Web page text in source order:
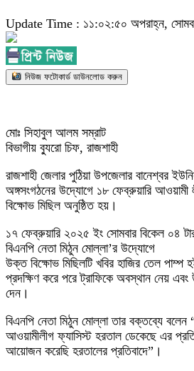
Update Time : ১১:০২:৫০ অপরাহ্ন,
নিউজ ফটোকার্ড ডাউনলোড করুন
মোঃ সিহাবুল আলম সম্রাট
বিভাগীয় ব্যুরো চিফ, রাজশাহী
রাজশাহী জেলার পুঠিয়া উপজেলার বানেশ্বর
অঙ্গসংগঠনের উদ্যোগে ১৮ ফেব্রুয়ারি আওয়ামী
বিক্ষোভ মিছিল অনুষ্ঠিত হয়।
১৭ ফেব্রুয়ারি ২০২৫ ইং সোমবার বিকেল ০৪
বিএনপি নেতা মিঠুন মোল্লা’র উদ্যোগে
উক্ত বিক্ষোভ মিছিলটি খবির হাজির তেল পাম্প
প্রদক্ষিণ করে পরে ট্রাফিকে অবস্থান নেয়
দেন।
বিএনপি নেতা মিঠুন মোল্লা তার বক্তব্যে বলেন
আওয়ামীলীগ ফ্যাসিস্ট হরতাল ডেকেছে এর
আয়োজন করেছি হরতালের প্রতিবাদে”।